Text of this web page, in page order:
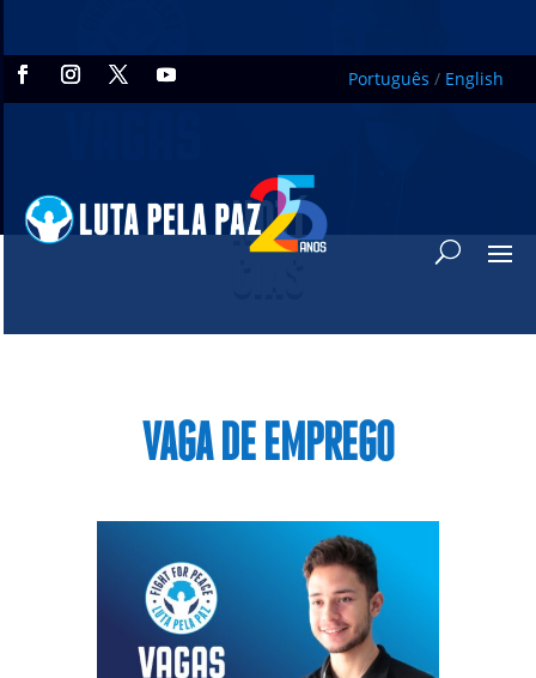
Português / English
NOTÍ
VAGA DE EMPREGO